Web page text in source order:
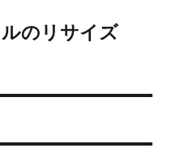
のリサイズ